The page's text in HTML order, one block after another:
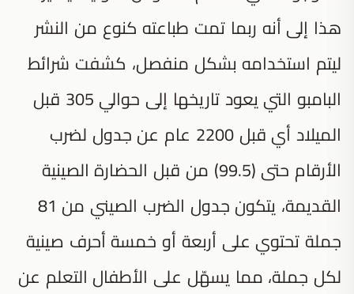
هذا إلى أنه ربما تمت طباعته كنوع من النشر
ليتم استخدامه بشكل منفصل، كشفت شرائط
البامبو التي يعود تاريخها إلى حوالي 305 قبل
الميلاد أي قبل 2200 عام عن جدول لضرب
الأرقام حتى (99.5) من قبل الحضارة الصينية
القديمة، يتكون جدول الضرب الصيني من 81
جملة تحتوي على أربعة أو خمسة أحرف صينية
لكل جملة، مما يسهّل على الأطفال التعلم عن